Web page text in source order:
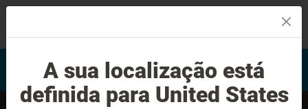
Avaliação do sorriso
Encontrar um Invisalign
provider
A sua localização está
definida para United States